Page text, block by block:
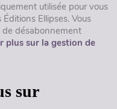
utilisée pour vous
Ellipses. Vous
désabonnement
plus sur la gestion de
sur